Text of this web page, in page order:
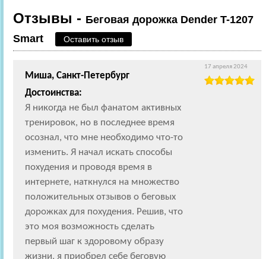
Отзывы - Беговая дорожка Dender T-1207
Smart
Оставить отзыв
Миша, Санкт-Петербург
Достоинства:
Я никогда не был фанатом активных
тренировок, но в последнее время
осознал, что мне необходимо что-то
изменить. Я начал искать способы
похудения и проводя время в
интернете, наткнулся на множество
положительных отзывов о беговых
дорожках для похудения. Решив, что
это моя возможность сделать
первый шаг к здоровому образу
жизни, я приобрел себе беговую
17 апреля 2024